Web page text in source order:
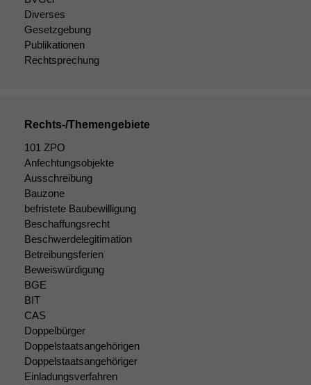
Diverses
Gesetzgebung
Publikationen
Rechtsprechung
Rechts-/Themengebiete
101 ZPO
Anfechtungsobjekte
Ausschreibung
Bauzone
befristete Baubewilligung
Beschaffungsrecht
Beschwerdelegitimation
Betreibungsferien
Beweiswürdigung
BGE
BIT
CAS
Doppelbürger
Doppelstaatsangehörigen
Doppelstaatsangehöriger
Einladungsverfahren